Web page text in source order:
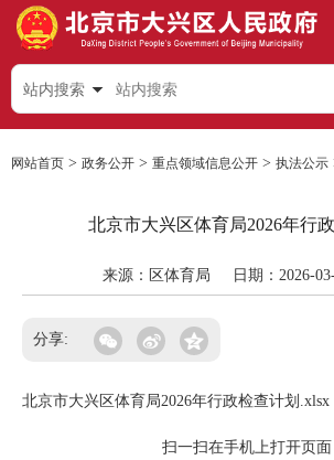
站内搜索
网站首页 > 政务公开 > 重点领域信息公开 > 执法公示
北京市大兴区体育局2026年行
来源：区体育局 日期：2026-
分享:
北京市大兴区体育局2026年行政检查计划.xlsx
扫一扫在手机上打开页面